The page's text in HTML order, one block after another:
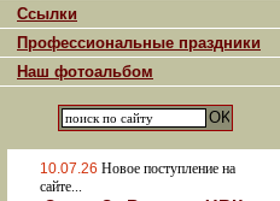
Ссылки
Профессиональные праздники
Наш фотоальбом
10.07.26 Новое поступление на
сайте...